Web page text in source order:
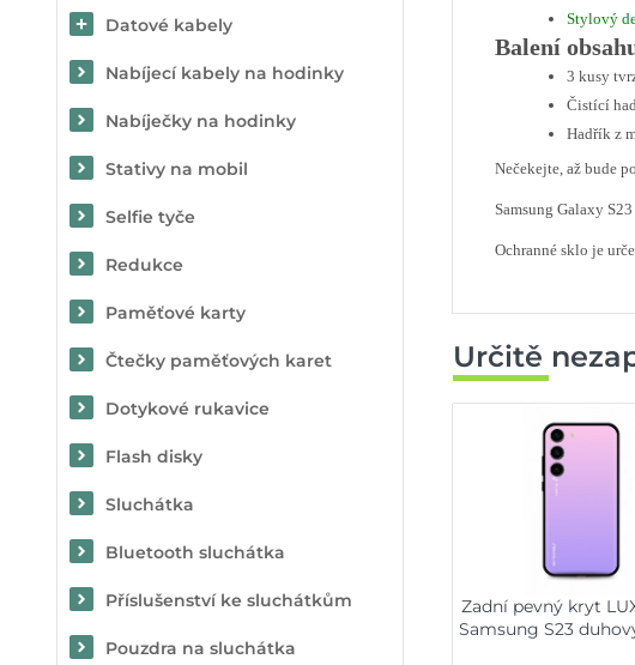
Datové kabely
Nabíjecí kabely na hodinky
Nabíječky na hodinky
Stativy na mobil
Selfie tyče
Redukce
Paměťové karty
Čtečky paměťových karet
Dotykové rukavice
Flash disky
Sluchátka
Bluetooth sluchátka
Příslušenství ke sluchátkům
Pouzdra na sluchátka
Stylový
Balení
3 kusy
Čistící
Hadřík z
Nečekejte, až bude
Samsung Galaxy
Ochranné sklo je
Určitě
Zadní pevný kryt
Samsung S23